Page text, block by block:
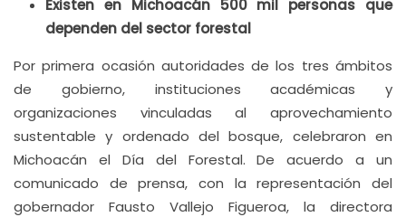
Existen en Michoacán 500 mil personas que
dependen del sector forestal
Por primera ocasión autoridades de los tres ámbitos
de gobierno, instituciones académicas y
organizaciones vinculadas al aprovechamiento
sustentable y ordenado del bosque, celebraron en
Michoacán el Día del Forestal. De acuerdo a un
comunicado de prensa, con la representación del
gobernador Fausto Vallejo Figueroa, la directora